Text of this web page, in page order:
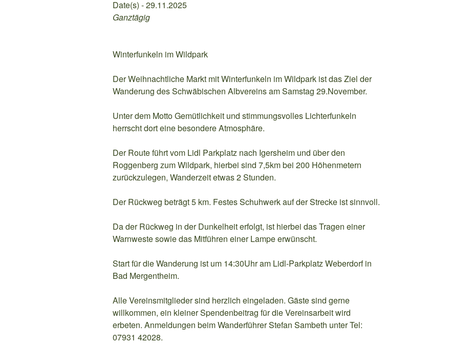
Date(s) - 29.11.2025
Ganztägig
Winterfunkeln im Wildpark
Der Weihnachtliche Markt mit Winterfunkeln im Wildpark ist das Ziel der
Wanderung des Schwäbischen Albvereins am Samstag 29.November.
Unter dem Motto Gemütlichkeit und stimmungsvolles Lichterfunkeln
herrscht dort eine besondere Atmosphäre.
Der Route führt vom Lidl Parkplatz nach Igersheim und über den
Roggenberg zum Wildpark, hierbei sind 7,5km bei 200 Höhenmetern
zurückzulegen, Wanderzeit etwas 2 Stunden.
Der Rückweg beträgt 5 km. Festes Schuhwerk auf der Strecke ist sinnvoll.
Da der Rückweg in der Dunkelheit erfolgt, ist hierbei das Tragen einer
Warnweste sowie das Mitführen einer Lampe erwünscht.
Start für die Wanderung ist um 14:30Uhr am Lidl-Parkplatz Weberdorf in
Bad Mergentheim.
Alle Vereinsmitglieder sind herzlich eingeladen. Gäste sind gerne
willkommen, ein kleiner Spendenbeitrag für die Vereinsarbeit wird
erbeten. Anmeldungen beim Wanderführer Stefan Sambeth unter Tel:
07931 42028.